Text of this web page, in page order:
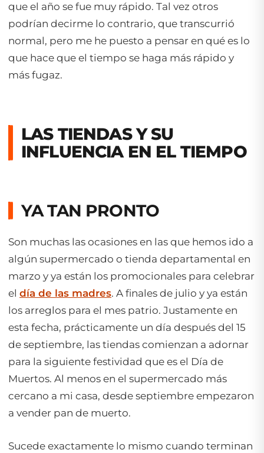
que el año se fue muy rápido. Tal vez otros
podrían decirme lo contrario, que transcurrió
normal, pero me he puesto a pensar en qué es lo
que hace que el tiempo se haga más rápido y
más fugaz.
LAS TIENDAS Y SU
INFLUENCIA EN EL TIEMPO
YA TAN PRONTO
Son muchas las ocasiones en las que hemos ido a
algún supermercado o tienda departamental en
marzo y ya están los promocionales para celebrar
el día de las madres. A finales de julio y ya están
los arreglos para el mes patrio. Justamente en
esta fecha, prácticamente un día después del 15
de septiembre, las tiendas comienzan a adornar
para la siguiente festividad que es el Día de
Muertos. Al menos en el supermercado más
cercano a mi casa, desde septiembre empezaron
a vender pan de muerto.
Sucede exactamente lo mismo cuando terminan